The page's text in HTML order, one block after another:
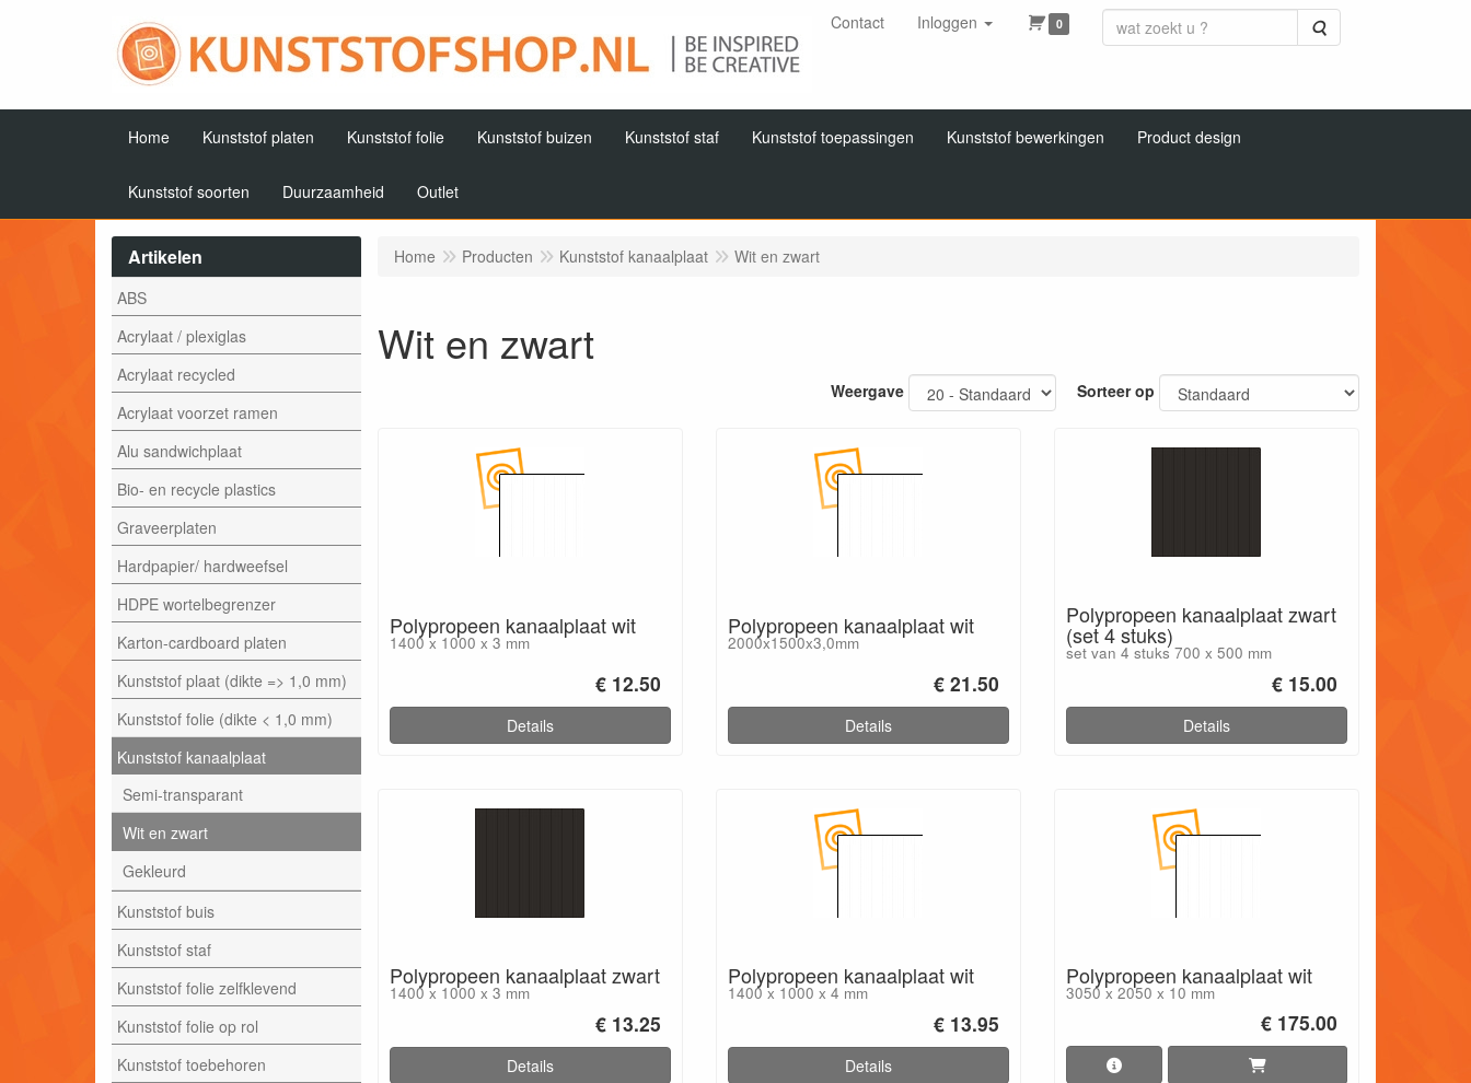
Contact Inloggen 0 Zoeken
Home Kunststof platen Kunststof folie Kunststof buizen Kunststof staf Kunststof toepassingen Kunststof bewerkingen Product design
Kunststof soorten Duurzaamheid Outlet
Artikelen
ABS
Acrylaat / plexiglas
Acrylaat recycled
Acrylaat voorzet ramen
Alu sandwichplaat
Bio- en recycle plastics
Graveerplaten
Hardpapier/ hardweefsel
HDPE wortelbegrenzer
Karton-cardboard platen
Kunststof plaat (dikte => 1,0 mm)
Kunststof folie (dikte < 1,0 mm)
Kunststof kanaalplaat
Semi-transparant
Wit en zwart
Gekleurd
Kunststof buis
Kunststof staf
Kunststof folie zelfklevend
Kunststof folie op rol
Kunststof toebehoren
Home Producten Kunststof kanaalplaat Wit en zwart
Wit en zwart
Weergave Sorteer op
Polypropeen kanaalplaat wit
1400 x 1000 x 3 mm
€ 12.50
Details
Polypropeen kanaalplaat wit
2000x1500x3,0mm
€ 21.50
Details
Polypropeen kanaalplaat zwart
(set 4 stuks)
set van 4 stuks 700 x 500 mm
€ 15.00
Details
Polypropeen kanaalplaat zwart
1400 x 1000 x 3 mm
€ 13.25
Details
Polypropeen kanaalplaat wit
1400 x 1000 x 4 mm
€ 13.95
Details
Polypropeen kanaalplaat wit
3050 x 2050 x 10 mm
€ 175.00